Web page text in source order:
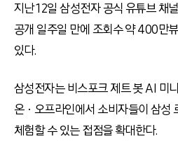
지난 12일 삼성전자 공식 유튜브 채
공개 일주일 만에 조회수 약 400만
있다.
삼성전자는 비스포크 제트 봇 AI 미
온ㆍ오프라인에서 소비자들이 삼성
체험할 수 있는 접점을 확대한다.